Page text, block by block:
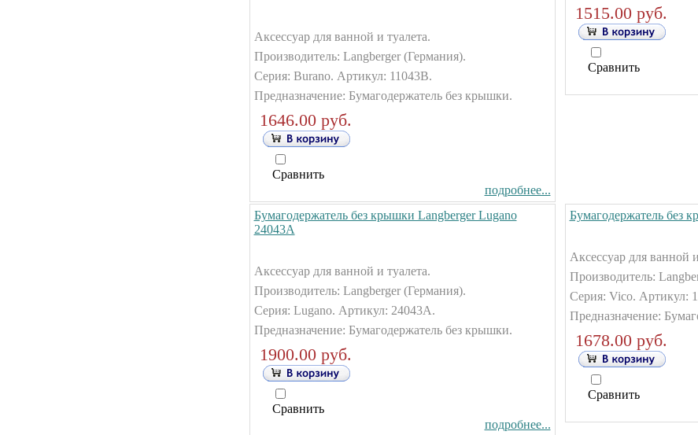
Аксессуар для ванной и туалета.
Производитель: Langberger (Германия).
Серия: Burano. Артикул: 11043B.
Предназначение: Бумагодержатель без крышки.
1646.00 руб.
Сравнить
подробнее...
1515.00 руб.
Сравнить
Бумагодержатель без крышки Langberger Lugano
24043А
Аксессуар для ванной и туалета.
Производитель: Langberger (Германия).
Серия: Lugano. Артикул: 24043А.
Предназначение: Бумагодержатель без крышки.
1900.00 руб.
Сравнить
подробнее...
Бумагодержатель без
Аксессуар для ванной
Производитель:
Серия: Vico. Артикул:
Предназначение:
1678.00 руб.
Сравнить